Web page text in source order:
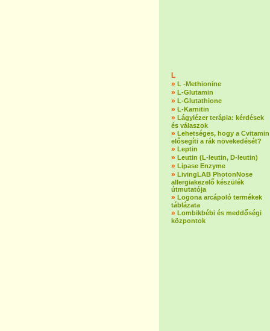
L
» L -Methionine
» L-Glutamin
» L-Glutathione
» L-Karnitin
» Lágylézer terápia: kérdések
és válaszok
» Lehetséges, hogy a Cvitamin
elősegíti a rák növekedését?
» Leptin
» Leutin (L-leutin, D-leutin)
» Lipase Enzyme
» LivingLAB PhotonNose
allergiakezelő készülék
útmutatója
» Logona arcápoló termékek
táblázata
» Lombikbébi és meddőségi
központok